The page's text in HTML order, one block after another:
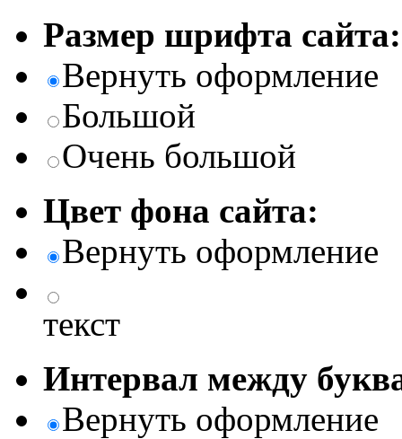
Размер шрифта сайта:
Вернуть оформление
Большой
Очень большой
Цвет фона сайта:
Вернуть оформление
текст
Интервал между
Вернуть оформление